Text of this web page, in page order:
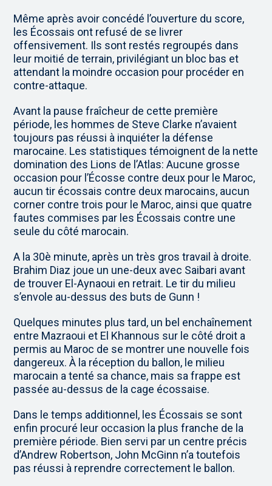
Même après avoir concédé l’ouverture du score,
les Écossais ont refusé de se livrer
offensivement. Ils sont restés regroupés dans
leur moitié de terrain, privilégiant un bloc bas et
attendant la moindre occasion pour procéder en
contre-attaque.
Avant la pause fraîcheur de cette première
période, les hommes de Steve Clarke n’avaient
toujours pas réussi à inquiéter la défense
marocaine. Les statistiques témoignent de la nette
domination des Lions de l’Atlas: Aucune grosse
occasion pour l’Écosse contre deux pour le Maroc,
aucun tir écossais contre deux marocains, aucun
corner contre trois pour le Maroc, ainsi que quatre
fautes commises par les Écossais contre une
seule du côté marocain.
A la 30è minute, après un très gros travail à droite.
Brahim Diaz joue un une-deux avec Saibari avant
de trouver El-Aynaoui en retrait. Le tir du milieu
s’envole au-dessus des buts de Gunn !
Quelques minutes plus tard, un bel enchaînement
entre Mazraoui et El Khannous sur le côté droit a
permis au Maroc de se montrer une nouvelle fois
dangereux. À la réception du ballon, le milieu
marocain a tenté sa chance, mais sa frappe est
passée au-dessus de la cage écossaise.
Dans le temps additionnel, les Écossais se sont
enfin procuré leur occasion la plus franche de la
première période. Bien servi par un centre précis
d’Andrew Robertson, John McGinn n’a toutefois
pas réussi à reprendre correctement le ballon.